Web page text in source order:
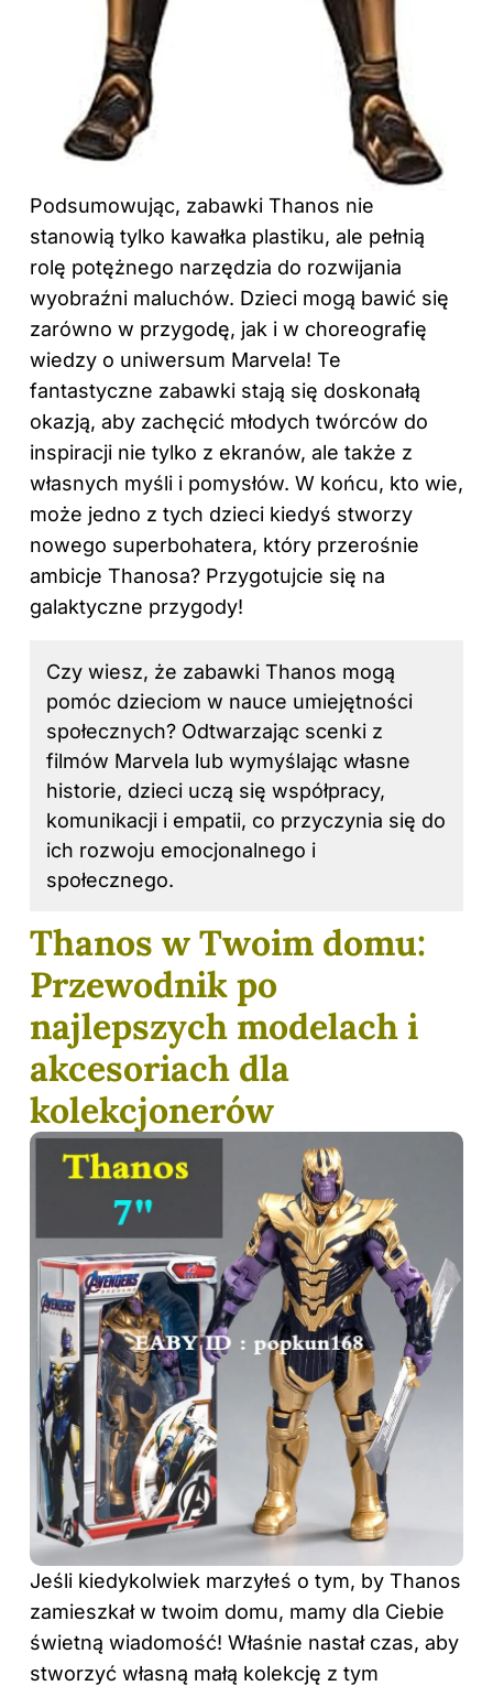
Podsumowując, zabawki Thanos nie
stanowią tylko kawałka plastiku, ale pełnią
rolę potężnego narzędzia do rozwijania
wyobraźni maluchów. Dzieci mogą bawić się
zarówno w przygodę, jak i w choreografię
wiedzy o uniwersum Marvela! Te
fantastyczne zabawki stają się doskonałą
okazją, aby zachęcić młodych twórców do
inspiracji nie tylko z ekranów, ale także z
własnych myśli i pomysłów. W końcu, kto wie,
może jedno z tych dzieci kiedyś stworzy
nowego superbohatera, który przerośnie
ambicje Thanosa? Przygotujcie się na
galaktyczne przygody!
Czy wiesz, że zabawki Thanos mogą
pomóc dzieciom w nauce umiejętności
społecznych? Odtwarzając scenki z
filmów Marvela lub wymyślając własne
historie, dzieci uczą się współpracy,
komunikacji i empatii, co przyczynia się do
ich rozwoju emocjonalnego i
społecznego.
Thanos w Twoim domu:
Przewodnik po
najlepszych modelach i
akcesoriach dla
kolekcjonerów
Jeśli kiedykolwiek marzyłeś o tym, by Thanos
zamieszkał w twoim domu, mamy dla Ciebie
świetną wiadomość! Właśnie nastał czas, aby
stworzyć własną małą kolekcję z tym